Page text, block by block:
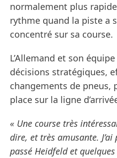
normalement plus
rythme quand la piste a
concentré sur sa course.
L’Allemand et son
décisions stratégiques,
changements de pneus,
place sur la ligne
« Une course très
dire, et très amusante.
passé Heidfeld et